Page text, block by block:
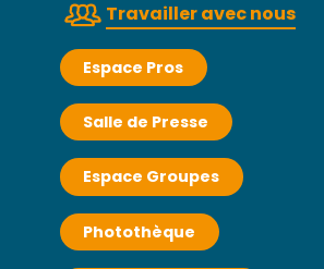
Travailler avec nous
Espace Pros
Salle de Presse
Espace Groupes
Photothèque